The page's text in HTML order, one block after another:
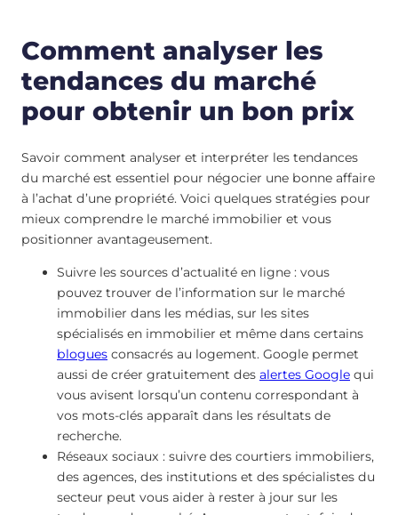
Comment analyser les
tendances du marché
pour obtenir un bon prix
Savoir comment analyser et interpréter les tendances
du marché est essentiel pour négocier une bonne affaire
à l’achat d’une propriété. Voici quelques stratégies pour
mieux comprendre le marché immobilier et vous
positionner avantageusement.
Suivre les sources d’actualité en ligne : vous
pouvez trouver de l’information sur le marché
immobilier dans les médias, sur les sites
spécialisés en immobilier et même dans certains
blogues consacrés au logement. Google permet
aussi de créer gratuitement des alertes Google qui
vous avisent lorsqu’un contenu correspondant à
vos mots-clés apparaît dans les résultats de
recherche.
Réseaux sociaux : suivre des courtiers immobiliers,
des agences, des institutions et des spécialistes du
secteur peut vous aider à rester à jour sur les